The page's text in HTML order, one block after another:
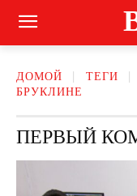
ДОМОЙ ТЕГИ
БРУКЛИНЕ
ПЕРВЫЙ